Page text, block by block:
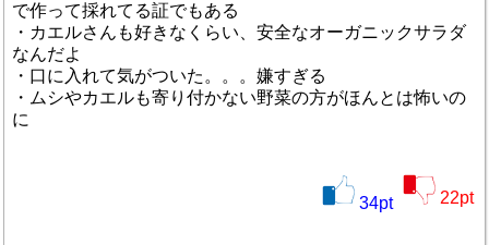
で作って採れてる証でもある
・カエルさんも好きなくらい、安全なオーガニックサラダ
なんだよ
・口に入れて気がついた。。。嫌すぎる
・ムシやカエルも寄り付かない野菜の方がほんとは怖いの
に
34pt 22pt